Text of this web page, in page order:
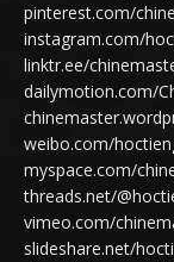
pinterest.com/
instagram.com/
linktr.ee/
dailymotion.com/
weibo.com/
myspace.com/
threads.net/
vimeo.com/
slideshare.net/